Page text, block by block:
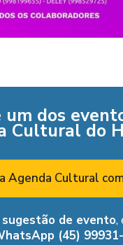
um dos
Cultural do
Agenda Cultural
de evento,
(45)